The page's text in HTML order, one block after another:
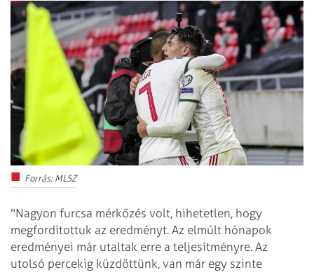
Forrás: MLSZ
"Nagyon furcsa mérkőzés volt, hihetetlen, hogy
megfordítottuk az eredményt. Az elmúlt hónapok
eredményei már utaltak erre a teljesítményre. Az
utolsó percekig küzdöttünk, van már egy szinte